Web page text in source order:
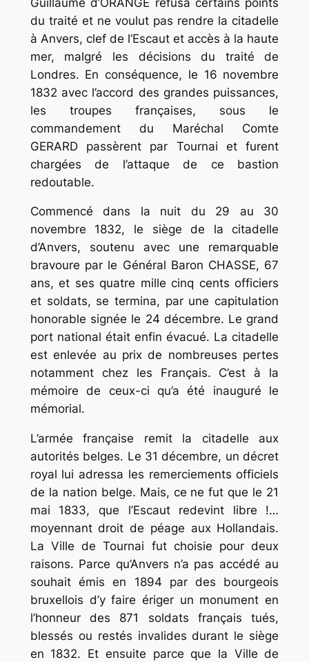
du traité et ne voulut pas rendre la citadelle
à Anvers, clef de l’Escaut et accès à la haute
mer, malgré les décisions du traité de
Londres. En conséquence, le 16 novembre
1832 avec l’accord des grandes puissances,
les troupes françaises, sous le
commandement du Maréchal Comte
GERARD passèrent par Tournai et furent
chargées de l’attaque de ce bastion
redoutable.
Commencé dans la nuit du 29 au 30
novembre 1832, le siège de la citadelle
d’Anvers, soutenu avec une remarquable
bravoure par le Général Baron CHASSE, 67
ans, et ses quatre mille cinq cents officiers
et soldats, se termina, par une capitulation
honorable signée le 24 décembre. Le grand
port national était enfin évacué. La citadelle
est enlevée au prix de nombreuses pertes
notamment chez les Français. C’est à la
mémoire de ceux-ci qu’a été inauguré le
mémorial.
L’armée française remit la citadelle aux
autorités belges. Le 31 décembre, un décret
royal lui adressa les remerciements officiels
de la nation belge. Mais, ce ne fut que le 21
mai 1833, que l’Escaut redevint libre !…
moyennant droit de péage aux Hollandais.
La Ville de Tournai fut choisie pour deux
raisons. Parce qu’Anvers n’a pas accédé au
souhait émis en 1894 par des bourgeois
bruxellois d’y faire ériger un monument en
l’honneur des 871 soldats français tués,
blessés ou restés invalides durant le siège
en 1832. Et ensuite parce que la Ville de